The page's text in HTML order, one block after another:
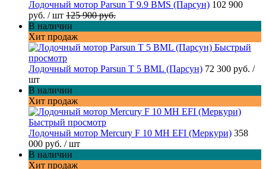
Лодочный мотор Parsun T 9.9 BMS (Парсун) 102 900
руб. / шт 125 900 руб.
В наличии
Хит продаж
Быстрый
просмотр
Лодочный мотор Parsun T 5 BML (Парсун) 72 300 руб. /
шт
В наличии
Хит продаж
Быстрый просмотр
Лодочный мотор Mercury F 10 MH EFI (Меркури) 358
000 руб. / шт
В наличии
Хит продаж